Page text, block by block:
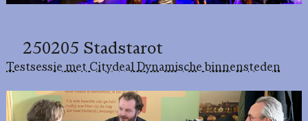
250205 Stadstarot
Testsessie met Citydeal Dynamische binnensteden